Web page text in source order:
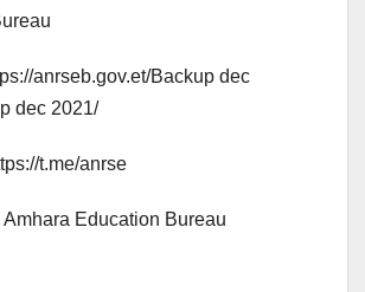
anrseb.gov.et/Backup dec
dec 2021/
t.me/anrse
Education Bureau